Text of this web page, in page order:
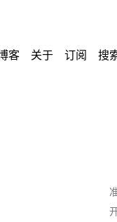
客 关于 订阅 搜